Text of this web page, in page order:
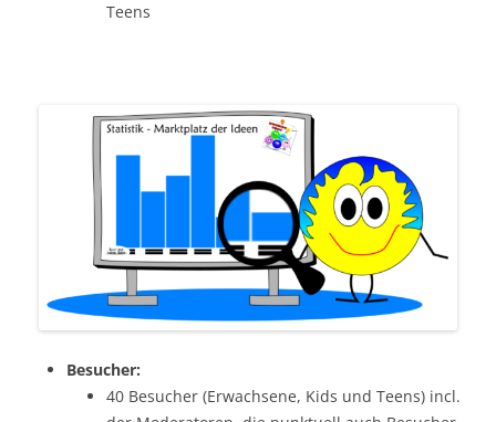
Teens
Besucher:
40 Besucher (Erwachsene, Kids und Teens) incl.